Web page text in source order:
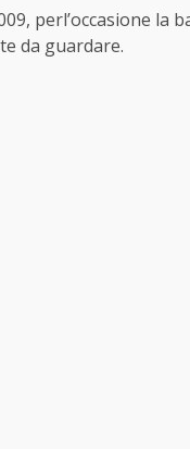
perl’occasione la
da guardare.